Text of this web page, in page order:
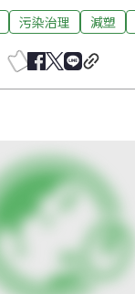
污染治理 減塑